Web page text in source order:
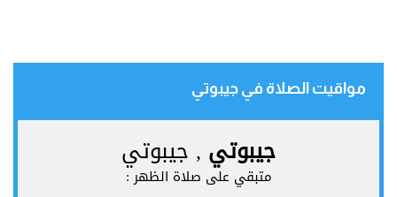
مواقيت الصلاة في جيبوتي‎